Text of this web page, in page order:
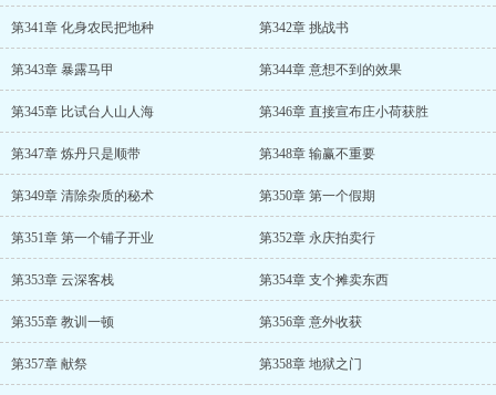
第341章 化身农民把地种 第342章 挑战书
第343章 暴露马甲 第344章 意想不到的效果
第345章 比试台人山人海 第346章 直接宣布庄小荷获胜
第347章 炼丹只是顺带 第348章 输赢不重要
第349章 清除杂质的秘术 第350章 第一个假期
第351章 第一个铺子开业 第352章 永庆拍卖行
第353章 云深客栈 第354章 支个摊卖东西
第355章 教训一顿 第356章 意外收获
第357章 献祭 第358章 地狱之门